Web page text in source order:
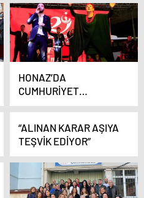
HONAZ’DA
CUMHURİYET
KONSERİ COŞKUSU
“ALINAN KARAR AŞIYA
TEŞVİK EDİYOR”